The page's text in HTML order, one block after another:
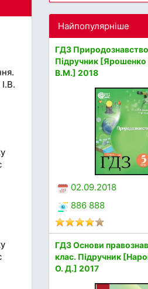
Найпопулярніше
ГДЗ
Підручник [Ярошенко
В.М.] 2018
02.09.2018
886 888
ГДЗ Основи
клас. Підручник
О. Д.] 2017